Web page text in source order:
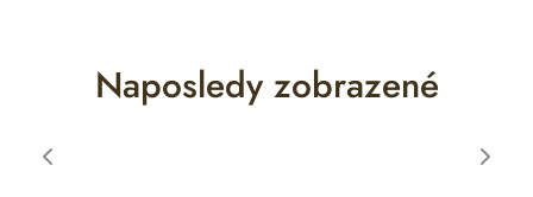
Naposledy zobrazené